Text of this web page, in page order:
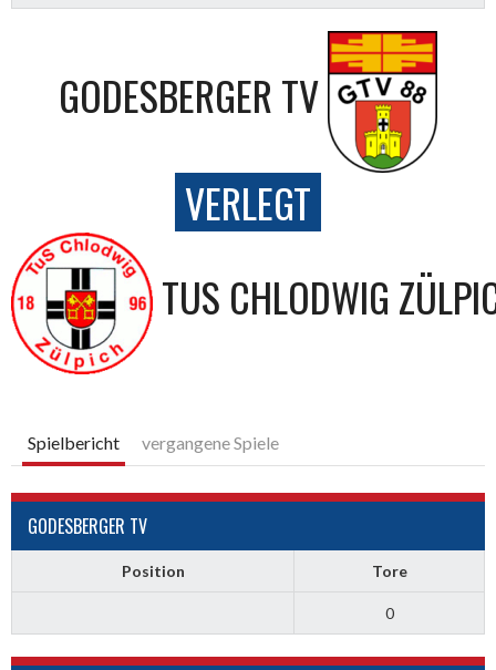
GODESBERGER TV
VERLEGT
TUS CHLODWIG
Spielbericht vergangene Spiele
GODESBERGER TV
Position Tore
0